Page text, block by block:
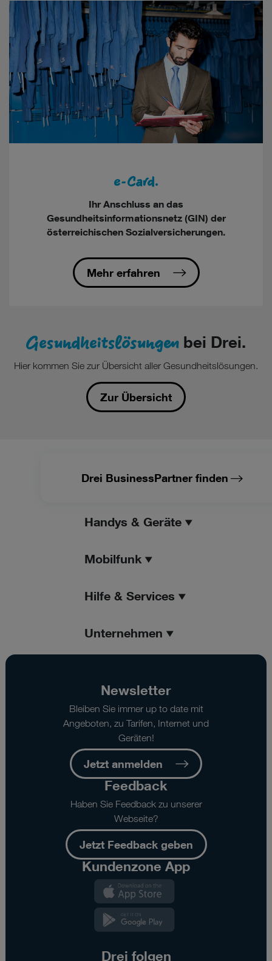
e-Card.
Ihr Anschluss an das
Gesundheitsinformationsnetz (GIN) der
österreichischen Sozialversicherungen.
Mehr erfahren
Gesundheitslösungen bei Drei.
Hier kommen Sie zur Übersicht aller Gesundheitslösungen.
Zur Übersicht
Drei BusinessPartner finden
Handys & Geräte
Mobilfunk
Hilfe & Services
Unternehmen
Newsletter
Bleiben Sie immer up to date mit
Angeboten, zu Tarifen, Internet und
Geräten!
Jetzt anmelden
Feedback
Haben Sie Feedback zu unserer
Webseite?
Jetzt Feedback geben
Kundenzone App
Drei folgen